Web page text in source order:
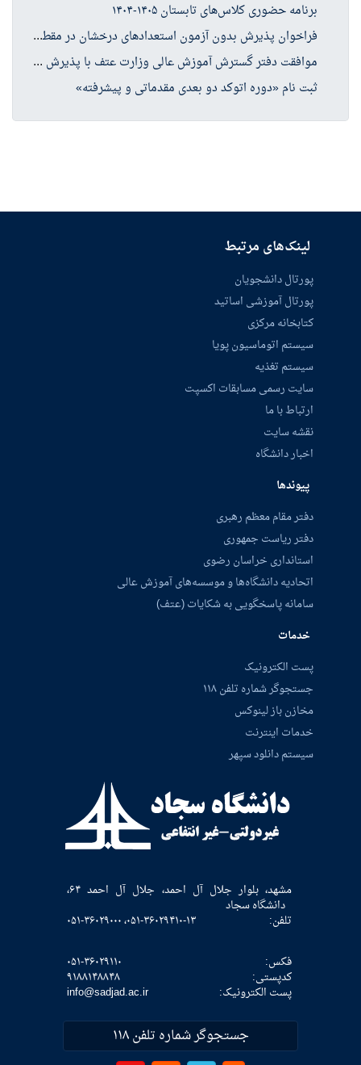
برنامه حضوری کلاس‌های تابستان ۱۴۰۵-۱۴۰۴
فرا
خوان پذیرش بدون آزمون استعدادهای درخشان در مقطع کارشناسی ارشد سال تحصیلی ۱۴۰۶-۱۴۰۵
موا
فقت دفتر گسترش آموزش عالی وزارت عتف با پذیرش دانشجو در چهار رشته کارشناسی ارشد حوزه علوم انسانی
ثبت نام «دوره اتوکد دو بعدی مقدماتی و پیشرفته»
لینک‌های مرتبط
پورتال دانشجویان
پورتال آموزشی اساتید
کتابخانه مرکزی
سیستم اتوماسیون پویا
سیستم تغذیه
سایت رسمی مسابقات اکسپت
ارتباط با ما
نقشه سایت
اخبار دانشگاه
پیوندها
دفتر مقام معظم رهبری
دفتر ریاست جمهوری
استانداری خراسان رضوی
اتحادیه دانشگاه‌ها و موسسه‌های آموزش عالی
سامانه پاسخگویی به شکایات (عتف)
خدمات
پست الکترونیک
جستجوگر شماره تلفن ۱۱۸
مخازن باز لینوکس
خدمات اینترنت
سیستم دانلود سپهر
مشهد، بلوار جلال آل احمد، جلال آل احمد ۶۴،
دانشگاه سجاد
تلفن: ۰۵۱-۳۶۰۲۹۴۱۰-۱۳، ۰۵۱-۳۶۰۲۹۰۰۰
فکس: ۰۵۱-۳۶۰۲۹۱۱۰
كدپستی: ۹۱۸۸۱۴۸۸۴۸
پست الکترونیک: info@sadjad.ac.ir
جستجوگر شماره تلفن ۱۱۸